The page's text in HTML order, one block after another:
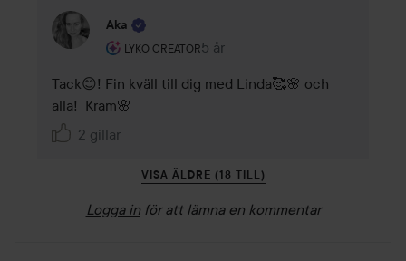
Aka
LYKO CREATOR
Användarens roll: Lyko Creator.
5 år
Kommentaren lades 5 år
Tack😊! Fin kväll till dig med Linda🥰🌸 och
alla!  Kram🌸
2 gillar
VISA ÄLDRE (18 TILL)
Logga in för att lämna en kommentar